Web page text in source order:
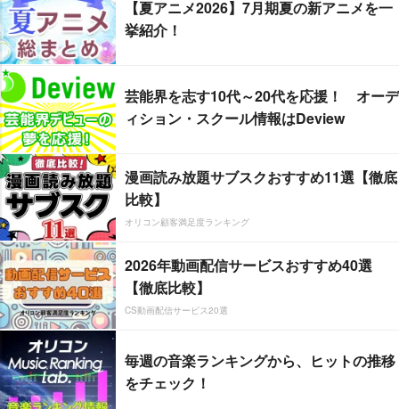
【夏アニメ2026】7月期夏の新アニメを一
挙紹介！
芸能界を志す10代～20代を応援！ オーデ
ィション・スクール情報はDeview
漫画読み放題サブスクおすすめ11選【徹底
比較】
オリコン顧客満足度ランキング
2026年動画配信サービスおすすめ40選
【徹底比較】
CS動画配信サービス20選
毎週の音楽ランキングから、ヒットの推移
をチェック！